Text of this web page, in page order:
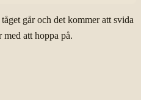
går och det kommer att svida
att hoppa på.